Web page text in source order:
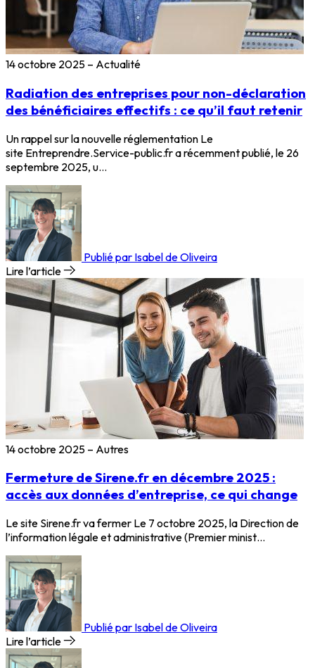
14 octobre 2025 – Actualité
Radiation des entreprises pour non-déclaration
des bénéficiaires effectifs : ce qu’il faut retenir
Un rappel sur la nouvelle réglementation Le
site Entreprendre.Service-public.fr a récemment publié, le 26
septembre 2025, u…
Publié par Isabel de Oliveira
Lire l’article
14 octobre 2025 – Autres
Fermeture de Sirene.fr en décembre 2025 :
accès aux données d’entreprise, ce qui change
Le site Sirene.fr va fermer Le 7 octobre 2025, la Direction de
l’information légale et administrative (Premier minist…
Publié par Isabel de Oliveira
Lire l’article